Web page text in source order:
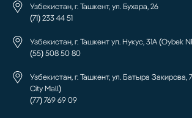
Узбекистан, г. Ташкент, ул. Бухара, 26
(71) 233 44 51
Узбекистан, г. Ташкент ул. Нукус, 31А (Oybek
(55) 508 50 80
Узбекистан, г. Ташкент, ул. Батыра Закирова,
City Mall)
(77) 769 69 09